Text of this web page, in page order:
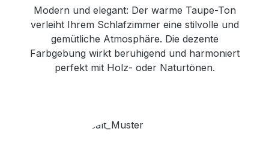
Modern und elegant: Der warme Taupe-Ton
verleiht Ihrem Schlafzimmer eine stilvolle und
gemütliche Atmosphäre. Die dezente
Farbgebung wirkt beruhigend und harmoniert
perfekt mit Holz- oder Naturtönen.